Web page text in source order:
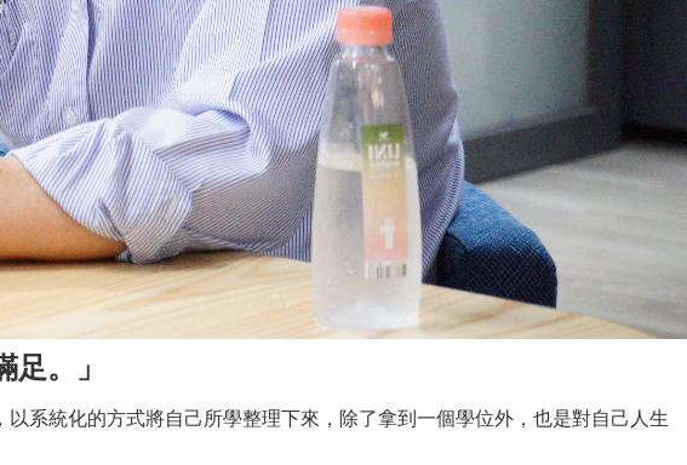
。」
統化的方式將自己所學整理下來，除了拿到一個學位外，也是對自己人生